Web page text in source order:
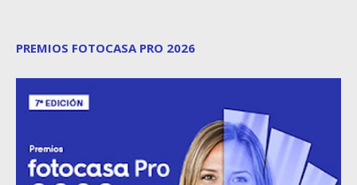
PREMIOS FOTOCASA PRO 2026